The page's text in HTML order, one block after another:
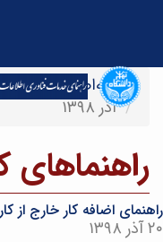
صفحه‌اصلی اخبار
آذر ۱۳۹۸
راهنماهای
راهنمای اضافه کار خارج از
۲۰ آذر ۱۳۹۸